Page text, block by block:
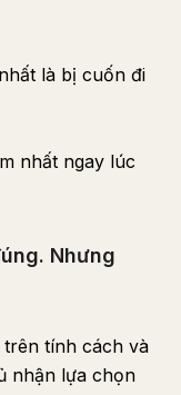
là bị cuốn đi
nhất ngay lúc
Nhưng
tính cách và
nhận lựa chọn